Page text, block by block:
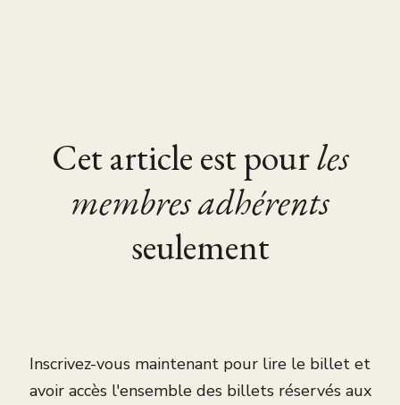
Cet article est pourles
membres adhérents
seulement
Inscrivez-vous maintenant pour lire le billet et
avoir accès l'ensemble des billets réservés aux